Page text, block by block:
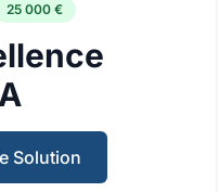
25 000 €
Solution